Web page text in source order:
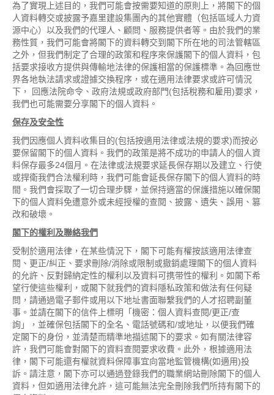
為了實現上述目的，我們可能會按需要知道的原則上，將閣下的個
人資料轉交或披露予嘉里建設集團內的其他實體（包括區域人力資
源中心）以及我們的代理人、顧問、服務提供者等。由於我們的業
務性質，我們可能會將閣下的資料轉交到閣下所在地的司法管轄區
之外，但我們制定了合理的政策和程序來保護閣下的個人資料，包
括要求接收方提供與傳輸地法律的保護相當的保護標準。為回應世
界各地執法請求或證據交換程序，或在適用法律要求或許可情況
下， 回應法院命令、政府法規或政府部門(包括稅務和雇用)要求，
我們也可能需要分享閣下的個人資料。
保存及安全性
我們因應個人資料收集目的(包括按適用法律或法規的要求)而按必
要保留閣下的個人資料。我們的政策是將不成功的申請人的個人資
料保存最多24個月。在法律或法規要求延長保存期以及建立、行使
或捍衛我們合法權利時，我們可能會延長保存閣下的個人資料的時
間。我們會採取了一切合理步驟，並保持適當的保護措施以確保閣
下的個人資料免遭意外或未經授權的查閱、披露、遺失、誤用、篡
改和破壞。
閣下的權利及聯絡我們
受制於適用法律，在某些情況下，閣下可能有權按該適用法律查
閱、更正/糾正、要求刪除/消除或限制或撤銷處理閣下的個人資料
的允許、反對歸納定性的權利以及資料可携带性的權利。如閣下希
望行使這些權利，或閣下就我們的資料隱私政策和做法有任何疑
問，請通過電子郵件或用以下地址書面聯繫我們的人才招聘副董
事。並請在閣下的信件上標明「機密：個人資料查閱/更正/查
詢」，並確保包括閣下的全名、電話號碼和/或地址，以便我們確
定閣下的身份，並清楚而精準地描述閣下的要求。如有關法律容
許，我們可能會對閣下的資料查閱要求收費。此外，根據適用法
律，閣下可能還有權就資料保障事宜向當地監管機構(如適用)投
訴。請注意，閣下亦可以通過登錄我們的職業網站刪除閣下的個人
資料，但如適用法律允許，這可能無法完全刪除我們所持有閣下的